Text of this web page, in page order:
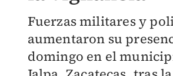
Fuerzas militares y
aumentaron su
domingo en el